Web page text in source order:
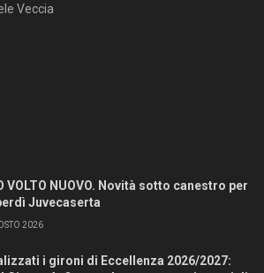
Veccia
VOLTO NUOVO. Novità sotto canestro per
Juvecaserta
2026
i gironi di Eccellenza 2026/2027: